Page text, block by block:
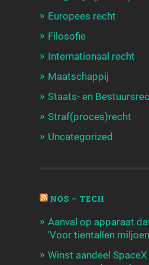
Europees recht
Filosofie
Internationaal recht
Maatschappij
Staats- en
Straf(proces)recht
Uncategorized
NOS – TECH
Aanval op apparaat
'Voor tientallen
Winst aandeel